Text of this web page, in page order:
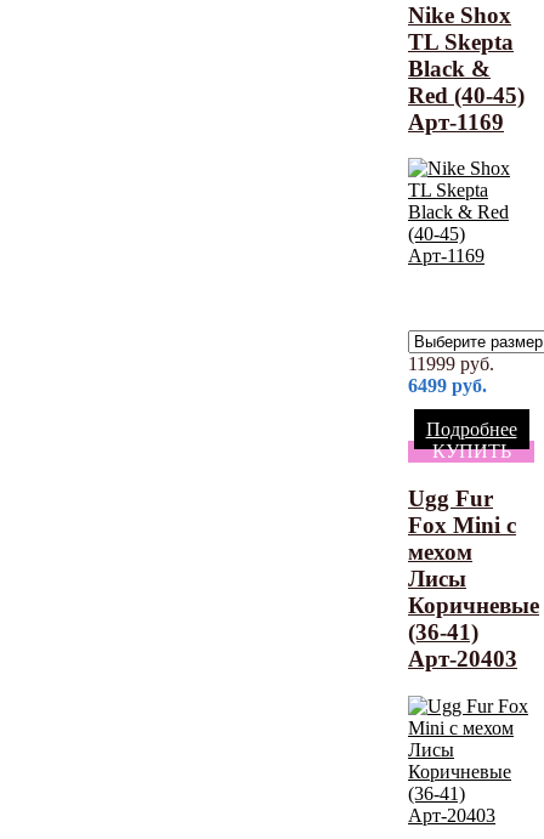
Nike Shox
TL Skepta
Black &
Red (40-45)
Арт-1169
11999 руб.
6499 руб.
Подробнее
КУПИТЬ
Ugg Fur
Fox Mini с
мехом
Лисы
Коричневые
(36-41)
Арт-20403